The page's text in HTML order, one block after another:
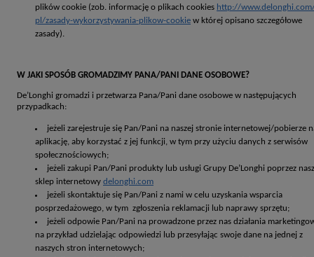
plików cookie (zob. informację o plikach cookies http://
pl/zasady-wykorzystywania-plikow-cookie w której opisano szczegółowe
zasady).
W JAKI SPOSÓB GROMADZIMY PANA/PANI DANE OSOBOWE?
De’Longhi gromadzi i przetwarza Pana/Pani dane osobowe w następujących
przypadkach:
jeżeli zarejestruje się Pan/Pani na naszej stronie internetowej/pobierze
aplikację, aby korzystać z jej funkcji, w tym przy użyciu danych z serwisów
społecznościowych;
jeżeli zakupi Pan/Pani produkty lub usługi Grupy De’Longhi poprzez nasz
sklep internetowy delonghi.com
jeżeli skontaktuje się Pan/Pani z nami w celu uzyskania wsparcia
posprzedażowego, w tym zgłoszenia reklamacji lub naprawy sprzętu;
jeżeli odpowie Pan/Pani na prowadzone przez nas działania
na przykład udzielając odpowiedzi lub przesyłając swoje dane na jednej z
naszych stron internetowych;